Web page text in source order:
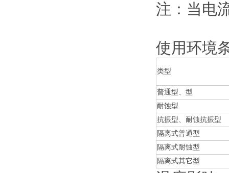
注：当电
使用环境
类型
普通型、型
耐蚀型
抗振型、耐蚀抗振型
隔离式普通型
隔离式耐蚀型
隔离式其它型